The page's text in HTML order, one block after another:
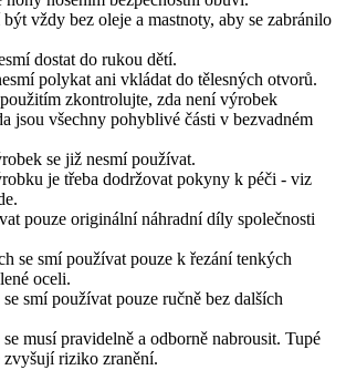
vždy bez oleje a mastnoty, aby se zabránilo
dostat do rukou dětí.
polykat ani vkládat do tělesných otvorů.
zkontrolujte, zda není výrobek
jsou všechny pohyblivé části v bezvadném
se již nesmí používat.
je třeba dodržovat pokyny k péči - viz
pouze originální náhradní díly společnosti
se smí používat pouze k řezání tenkých
oceli.
smí používat pouze ručně bez dalších
musí pravidelně a odborně nabrousit. Tupé
zvyšují riziko zranění.